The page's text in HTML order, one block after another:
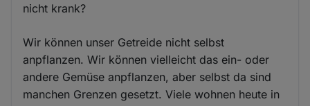
nicht krank?
Wir können unser Getreide nicht selbst
anpflanzen. Wir können vielleicht das ein- oder
andere Gemüse anpflanzen, aber selbst da sind
manchen Grenzen gesetzt. Viele wohnen heute in